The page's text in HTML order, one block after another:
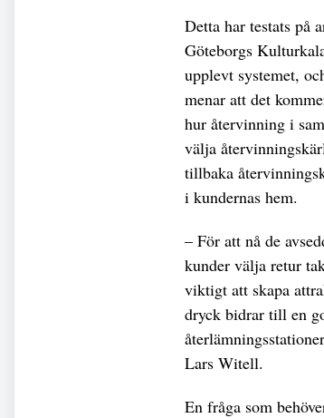
Detta har testats på
Göteborgs
upplevt systemet,
menar att det
hur återvinning i
välja
tillbaka
i kundernas hem.
– För att nå de
kunder välja retur
viktigt att skapa
dryck bidrar till en
Lars Witell.
En fråga som